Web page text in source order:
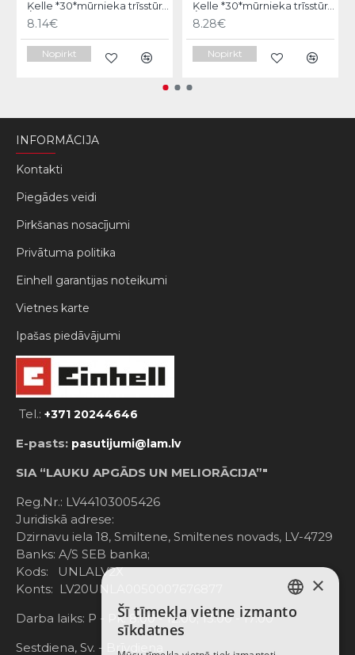
Ķelle *30*mūrnieka trīsstūra 18cm, Hardy
8.14€
Nopirkt
Ķelle *30*mūrnieka trīsstūra 20cm, Hardy
8.28€
Nopirkt
INFORMĀCIJA
Kontakti
Piegādes veidi
Pirkšanas nosacījumi
Privātuma politika
Einhell garantijas noteikumi
Vietnes karte
Ipašas piedāvājumi
Tel.: +371 20244646
E-pasts: pasutijumi@lam.lv
SIA “LAUKU APGĀDS UN MELIORĀCIJA”"
Reg.Nr.: LV44103005426
Juridiskā adrese:
Dzirnavu iela 18, Smiltene, Smiltenes novads, LV-4729
Banks: A/S SEB banka;
Kods: UNLALV2X
Konts: LV20UNLA0050007676877
Darba laiks: P - Pk. 8:00 - 12:00; 13:00 - 17:00
Sestdiena, Sv. - Brīvdiena
LATVIAN
×
Šī tīmekļa vietne izmanto
sīkdatnes